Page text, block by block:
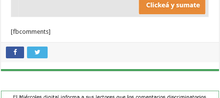
[fbcomments]